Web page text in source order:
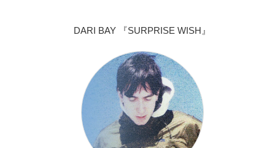
DARI BAY 『SURPRISE WISH』